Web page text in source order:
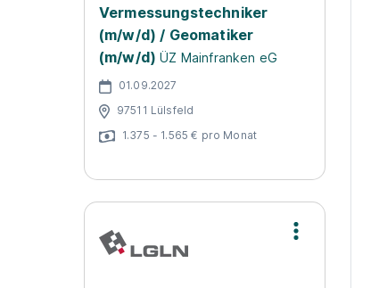
Vermessungstechniker
(m/w/d) / Geomatiker
(m/w/d) ÜZ Mainfranken eG
01.09.2027
97511 Lülsfeld
1.375 - 1.565 € pro Monat